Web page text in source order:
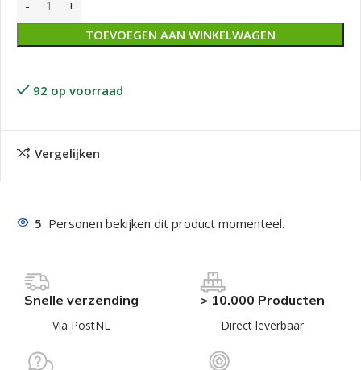
TOEVOEGEN AAN WINKELWAGEN
92 op voorraad
Vergelijken
5 Personen bekijken dit product momenteel.
Snelle verzending
Via PostNL
> 10.000 Producten
Direct leverbaar